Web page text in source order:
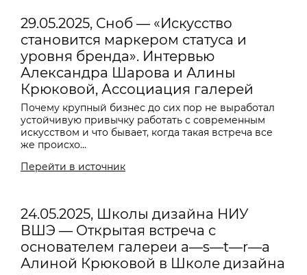
29.05.2025, Сноб — «Искусство
становится маркером статуса и
уровня бренда». Интервью
Александра Шарова и Алины
Крюковой, Ассоциация галерей
Почему крупный бизнес до сих пор не выработал
устойчивую привычку работать с современным
искусством и что бывает, когда такая встреча все
же происхо...
Перейти в источник
24.05.2025, Школы дизайна НИУ
ВШЭ — Открытая встреча с
основателем галереи a—s—t—r—a
Алиной Крюковой в Школе дизайна